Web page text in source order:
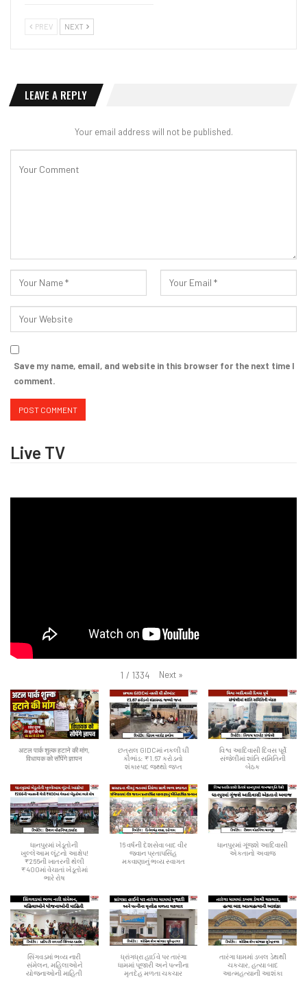
PREV NEXT
LEAVE A REPLY
Your email address will not be published.
Save my name, email, and website in this browser for the next time I
comment.
Live TV
1 / 1334 Next »
अटल पार्क शुल्क हटाने की मांग,
विधायक को सौंपेंगे ज्ञापन
છત્રાલ GIDCમાં નકલી ઘી
કૌભાંડ: ₹1.67 કરોડનો
શંકાસ્પદ જથ્થો જપ્ત
વિશ્વ આદિવાસી દિવસ પૂર્વે
સંજેલીમાં શાંતિ સમિતિની
બેઠક
ધાનપુરમાં ખેડૂતોની
ખુલ્લેઆમ લૂંટનો આક્ષેપ!
₹266ની ખાતરની થેલી
₹400માં વેચાતાં ખેડૂતોમાં
ભારે રોષ
16 વર્ષની દેશસેવા બાદ વીર
જવાન પ્રતાપસિંહ
મકવાણાનું ભવ્ય સ્વાગત
ધાનપુરમાં ગૂંજશે આદિવાસી
એકતાનો અવાજ
સિંગવડમાં ભવ્ય નારી
સંમેલન, મહિલાઓને
યોજનાઓની માહિતી
ધ્રાંગધ્રા હાઈવે પર તારંગા
ધામમાં પૂજારી અને પત્નીના
મૃતદેહ મળતા ચકચાર
તારંગા ધામમાં ડબલ ડેથથી
ચકચાર, હત્યા બાદ
આત્મહત્યાની આશંકા